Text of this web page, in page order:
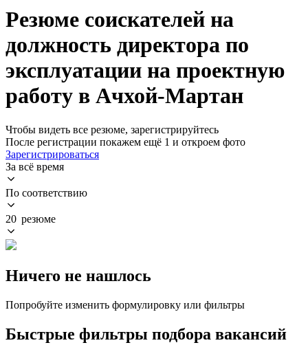
Резюме соискателей на
должность директора по
эксплуатации на проектную
работу в Ачхой-Мартан
Чтобы видеть все резюме, зарегистрируйтесь
После регистрации покажем ещё 1 и откроем фото
Зарегистрироваться
За всё время
По соответствию
20 резюме
Ничего не нашлось
Попробуйте изменить формулировку или фильтры
Быстрые фильтры подбора вакансий